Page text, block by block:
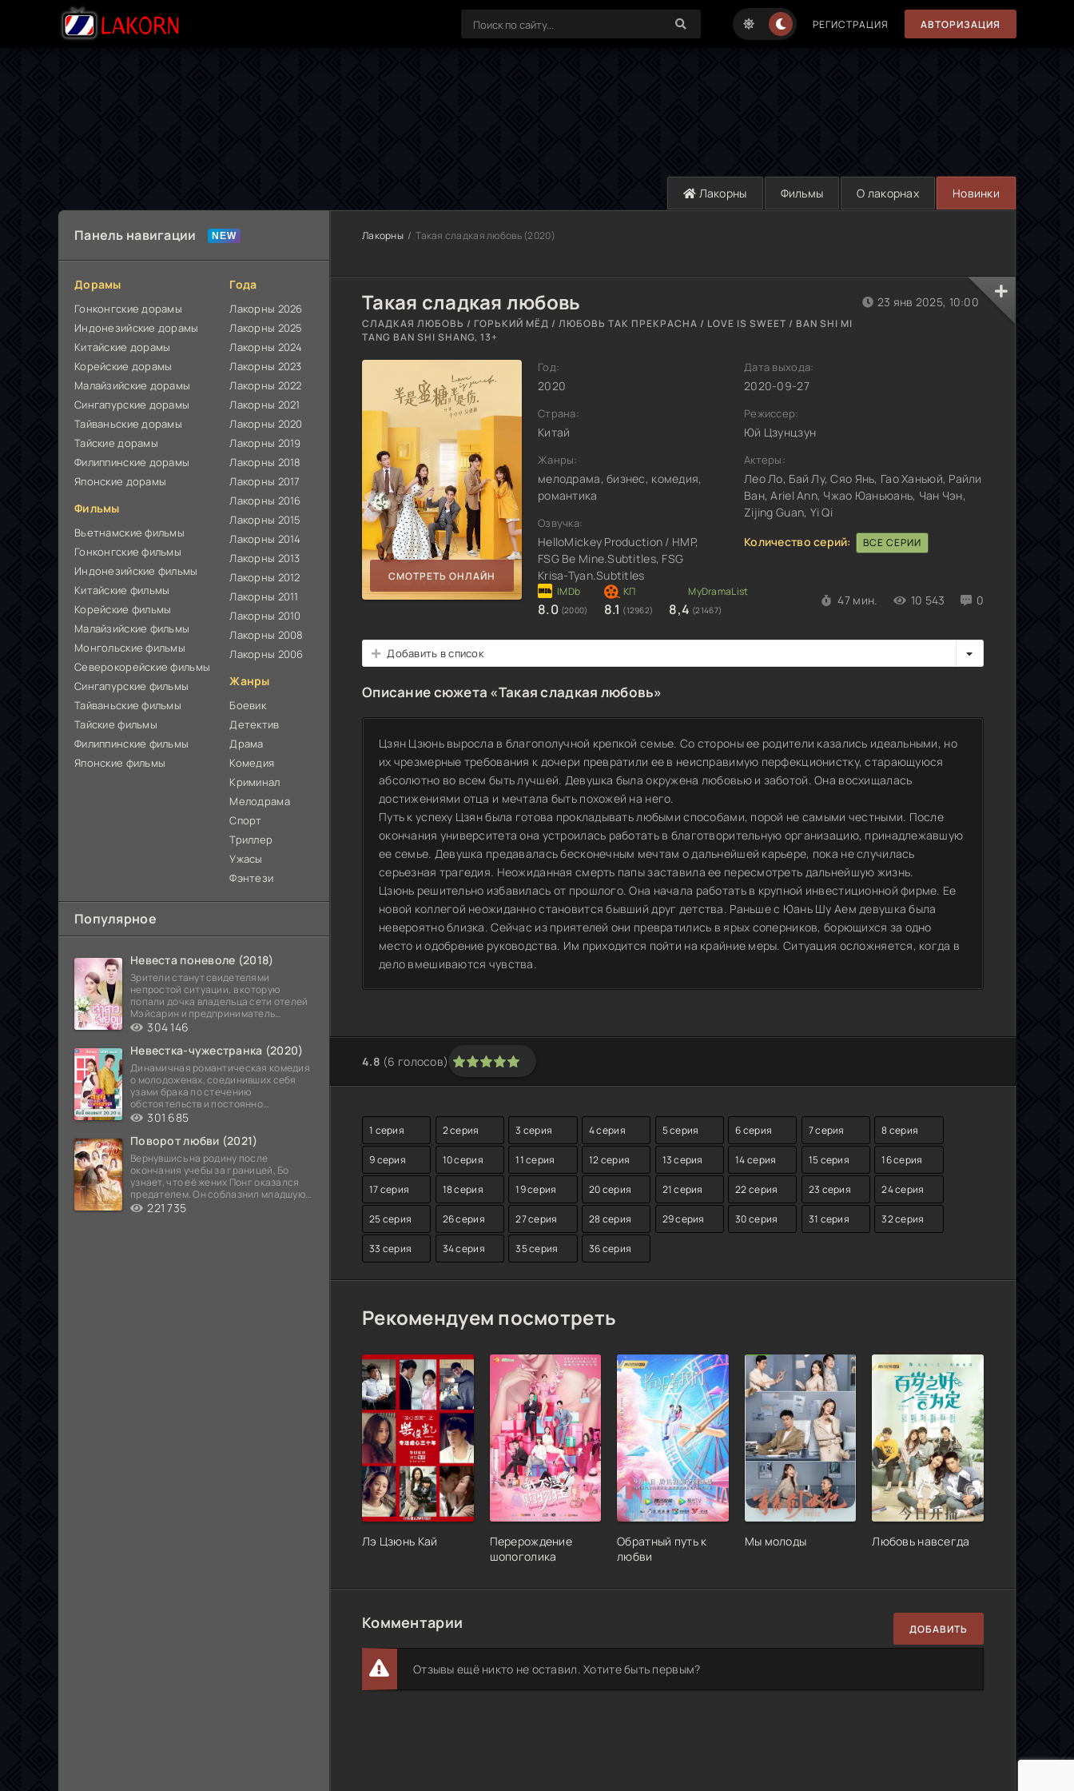
РЕГИСТРАЦИЯ АВТОРИЗАЦИЯ
Лакорны Фильмы О лакорнах Новинки
Панель навигации
Дорамы
Гонконгские дорамы
Индонезийские дорамы
Китайские дорамы
Корейские дорамы
Малайзийские дорамы
Сингапурские дорамы
Тайваньские дорамы
Тайские дорамы
Филиппинские дорамы
Японские дорамы
Фильмы
Вьетнамские фильмы
Гонконгские фильмы
Индонезийские фильмы
Китайские фильмы
Корейские фильмы
Малайзийские фильмы
Монгольские фильмы
Северокорейские фильмы
Сингапурские фильмы
Тайваньские фильмы
Тайские фильмы
Филиппинские фильмы
Японские фильмы
Года
Лакорны 2026
Лакорны 2025
Лакорны 2024
Лакорны 2023
Лакорны 2022
Лакорны 2021
Лакорны 2020
Лакорны 2019
Лакорны 2018
Лакорны 2017
Лакорны 2016
Лакорны 2015
Лакорны 2014
Лакорны 2013
Лакорны 2012
Лакорны 2011
Лакорны 2010
Лакорны 2008
Лакорны 2006
Жанры
Боевик
Детектив
Драма
Комедия
Криминал
Мелодрама
Спорт
Триллер
Ужасы
Фэнтези
Популярное
Невеста поневоле (2018)
Зрители станут свидетелями
непростой ситуации, в которую
попали дочка владельца сети отелей
Мэйсарин и предприниматель
Кетдэн. Обоих главных героев
304 146
Невестка-чужестранка (2020)
Динамичная романтическая комедия
о молодоженах, соединивших себя
узами брака по стечению
обстоятельств и постоянно
попадающих в курьезные ситуации...
301 685
Поворот любви (2021)
Вернувшись на родину после
окончания учебы за границей, Бо
узнает, что её жених Понг оказался
предателем. Он соблазнил младшую
сестру хозяина
221 735
Лакорны Такая сладкая любовь (2020)
Такая сладкая любовь
СЛАДКАЯ ЛЮБОВЬ / ГОРЬКИЙ МЁД / ЛЮБОВЬ ТАК ПРЕКРАСНА / LOVE IS SWEET / BAN SHI MI
TANG BAN SHI SHANG, 13+
СМОТРЕТЬ ОНЛАЙН
Год:
2020
Страна:
Китай
Жанры:
мелодрама, бизнес, комедия,
романтика
Озвучка:
HelloMickey Production / HMP,
FSG Be Mine.Subtitles, FSG
Krisa-Tyan.Subtitles
8.0 (2000) 8.1 (12962) 8,4 (21467)
47 мин. 10 543 0
23 янв 2025, 10:00
Дата выхода:
2020-09-27
Режиссер:
Юй Цзунцзун
Актеры:
Лео Ло, Бай Лу, Сяо Янь, Гао Ханьюй, Райли
Ван, Ariel Ann, Чжао Юаньюань, Чан Чэн,
Zijing Guan, Yi Qi
Количество серий:
ВСЕ СЕРИИ
Добавить в список
Описание сюжета «Такая сладкая любовь»
Цзян Цзюнь выросла в благополучной крепкой семье. Со стороны ее родители казались идеальными, но
их чрезмерные требования к дочери превратили ее в неисправимую перфекционистку, старающуюся
абсолютно во всем быть лучшей. Девушка была окружена любовью и заботой. Она восхищалась
достижениями отца и мечтала быть похожей на него.
Путь к успеху Цзян была готова прокладывать любыми способами, порой не самыми честными. После
окончания университета она устроилась работать в благотворительную организацию, принадлежавшую
ее семье. Девушка предавалась бесконечным мечтам о дальнейшей карьере, пока не случилась
серьезная трагедия. Неожиданная смерть папы заставила ее пересмотреть дальнейшую жизнь.
Цзюнь решительно избавилась от прошлого. Она начала работать в крупной инвестиционной фирме. Ее
новой коллегой неожиданно становится бывший друг детства. Раньше с Юань Шу Аем девушка была
невероятно близка. Сейчас из приятелей они превратились в ярых соперников, борющихся за одно
место и одобрение руководства. Им приходится пойти на крайние меры. Ситуация осложняется, когда в
дело вмешиваются чувства.
4.8 (6 голосов)
100 1 2 3 4 5
1 серия 2 серия 3 серия 4 серия 5 серия 6 серия 7 серия 8 серия
9 серия 10 серия 11 серия 12 серия 13 серия 14 серия 15 серия 16 серия
17 серия 18 серия 19 серия 20 серия 21 серия 22 серия 23 серия 24 серия
25 серия 26 серия 27 серия 28 серия 29 серия 30 серия 31 серия 32 серия
33 серия 34 серия 35 серия 36 серия
Рекомендуем посмотреть
Лэ Цзюнь Кай
Перерождение
шопоголика
Обратный путь к
любви
Мы молоды Любовь навсегда
Комментарии ДОБАВИТЬ
Отзывы ещё никто не оставил. Хотите быть первым?